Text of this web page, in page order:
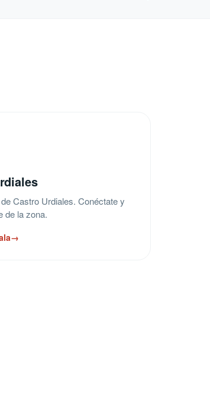
Castro Urdiales. Conéctate y
de la zona.
→